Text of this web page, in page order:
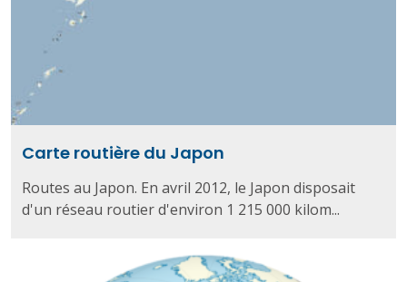
Carte routière du Japon
Routes au Japon. En avril 2012, le Japon disposait
d'un réseau routier d'environ 1 215 000 kilom...